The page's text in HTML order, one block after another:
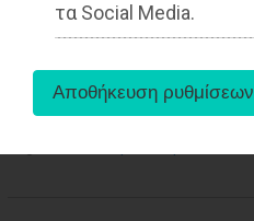
τα Social Media.
aboutus